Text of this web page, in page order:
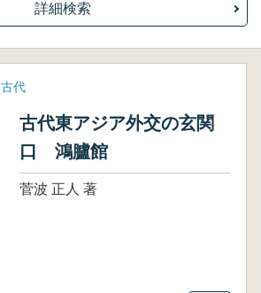
詳細検索
古代
古代東アジア外交の玄関
口 鴻臚館
菅波 正人 著